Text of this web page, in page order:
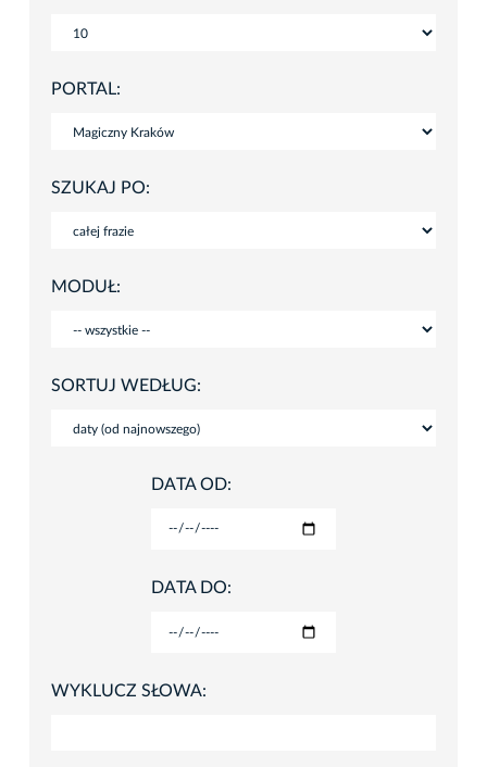
PORTAL:
SZUKAJ PO:
MODUŁ:
SORTUJ WEDŁUG:
DATA OD:
DATA DO:
WYKLUCZ SŁOWA: